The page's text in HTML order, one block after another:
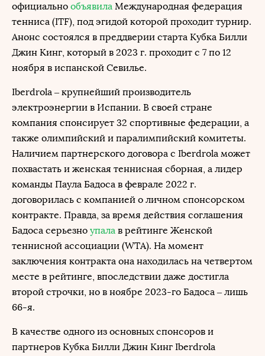
официально объявила Международная федерация
тенниса (ITF), под эгидой которой проходит турнир.
Анонс состоялся в преддверии старта Кубка Билли
Джин Кинг, который в 2023 г. проходит с 7 по 12
ноября в испанской Севилье.
Iberdrola – крупнейший производитель
электроэнергии в Испании. В своей стране
компания спонсирует 32 спортивные федерации, а
также олимпийский и паралимпийский комитеты.
Наличием партнерского договора с Iberdrola может
похвастать и женская теннисная сборная, а лидер
команды Паула Бадоса в феврале 2022 г.
договорилась с компанией о личном спонсорском
контракте. Правда, за время действия соглашения
Бадоса серьезно упала в рейтинге Женской
теннисной ассоциации (WTA). На момент
заключения контракта она находилась на четвертом
месте в рейтинге, впоследствии даже достигла
второй строчки, но в ноябре 2023-го Бадоса – лишь
66-я.
В качестве одного из основных спонсоров и
партнеров Кубка Билли Джин Кинг Iberdrola